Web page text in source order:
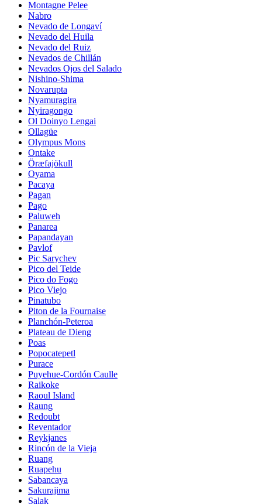
Montagne Pelee
Nabro
Nevado de Longaví
Nevado del Huila
Nevado del Ruiz
Nevados de Chillán
Nevados Ojos del Salado
Nishino-Shima
Novarupta
Nyamuragira
Nyiragongo
Ol Doinyo Lengai
Ollagüe
Olympus Mons
Ontake
Öræfajökull
Oyama
Pacaya
Pagan
Pago
Paluweh
Panarea
Papandayan
Pavlof
Pic Sarychev
Pico del Teide
Pico do Fogo
Pico Viejo
Pinatubo
Piton de la Fournaise
Planchón-Peteroa
Plateau de Dieng
Poas
Popocatepetl
Purace
Puyehue-Cordón Caulle
Raikoke
Raoul Island
Raung
Redoubt
Reventador
Reykjanes
Rincón de la Vieja
Ruang
Ruapehu
Sabancaya
Sakurajima
Salak